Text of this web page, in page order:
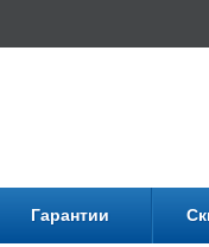
Гарантии